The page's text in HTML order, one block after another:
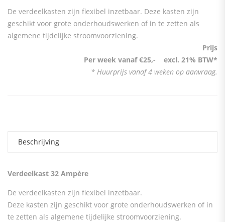
De verdeelkasten zijn flexibel inzetbaar. Deze kasten zijn
geschikt voor grote onderhoudswerken of in te zetten als
algemene tijdelijke stroomvoorziening.
Prijs
Per week vanaf €25,- excl. 21% BTW*
* Huurprijs vanaf 4 weken op aanvraag.
Beschrijving
Verdeelkast 32 Ampère
De verdeelkasten zijn flexibel inzetbaar.
Deze kasten zijn geschikt voor grote onderhoudswerken of in
te zetten als algemene tijdelijke stroomvoorziening.